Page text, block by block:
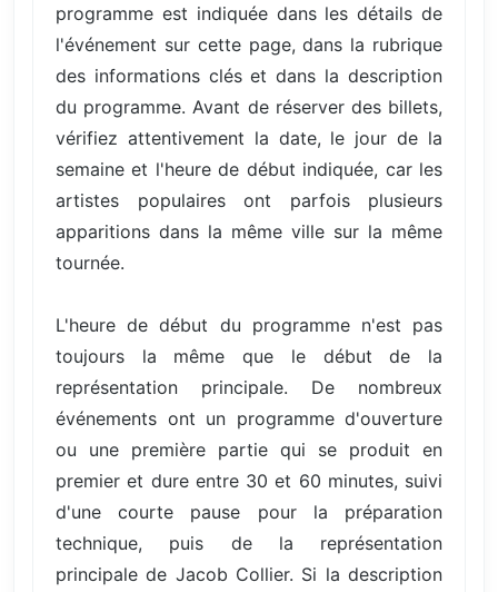
programme est indiquée dans les détails de
l'événement sur cette page, dans la rubrique
des informations clés et dans la description
du programme. Avant de réserver des billets,
vérifiez attentivement la date, le jour de la
semaine et l'heure de début indiquée, car les
artistes populaires ont parfois plusieurs
apparitions dans la même ville sur la même
tournée.
L'heure de début du programme n'est pas
toujours la même que le début de la
représentation principale. De nombreux
événements ont un programme d'ouverture
ou une première partie qui se produit en
premier et dure entre 30 et 60 minutes, suivi
d'une courte pause pour la préparation
technique, puis de la représentation
principale de Jacob Collier. Si la description